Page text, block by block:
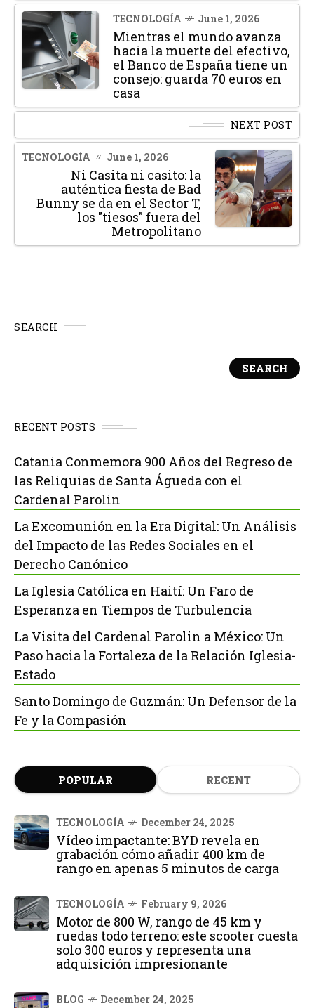
TECNOLOGÍA June 1, 2026
Mientras el mundo avanza
hacia la muerte del efectivo,
el Banco de España tiene un
consejo: guarda 70 euros en
casa
NEXT POST
TECNOLOGÍA June 1, 2026
Ni Casita ni casito: la
auténtica fiesta de Bad
Bunny se da en el Sector T,
los "tiesos" fuera del
Metropolitano
SEARCH
SEARCH
RECENT POSTS
Catania Conmemora 900 Años del Regreso de
las Reliquias de Santa Águeda con el
Cardenal Parolin
La Excomunión en la Era Digital: Un Análisis
del Impacto de las Redes Sociales en el
Derecho Canónico
La Iglesia Católica en Haití: Un Faro de
Esperanza en Tiempos de Turbulencia
La Visita del Cardenal Parolin a México: Un
Paso hacia la Fortaleza de la Relación Iglesia-
Estado
Santo Domingo de Guzmán: Un Defensor de la
Fe y la Compasión
POPULAR RECENT
TECNOLOGÍA December 24, 2025
Vídeo impactante: BYD revela en
grabación cómo añadir 400 km de
rango en apenas 5 minutos de carga
TECNOLOGÍA February 9, 2026
Motor de 800 W, rango de 45 km y
ruedas todo terreno: este scooter cuesta
solo 300 euros y representa una
adquisición impresionante
BLOG December 24, 2025